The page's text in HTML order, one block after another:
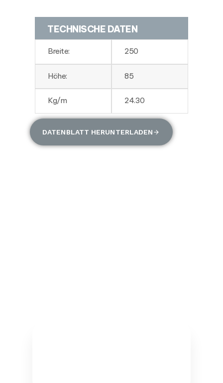
TECHNISCHE DATEN
Breite: 250
Höhe: 85
Kg/m 24.30
DATENBLATT HERUNTERLADEN